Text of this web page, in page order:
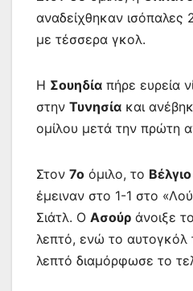
αναδείχθηκαν ισόπαλες
με τέσσερα γκολ.
Η Σουηδία πήρε ευρεία
στην Τυνησία και
ομίλου μετά την πρώτη
Στον 7ο όμιλο, το Βέλγιο
έμειναν στο 1-1 στο
Σιάτλ. Ο Ασούρ άνοιξε
λεπτό, ενώ το αυτογκόλ
λεπτό διαμόρφωσε το